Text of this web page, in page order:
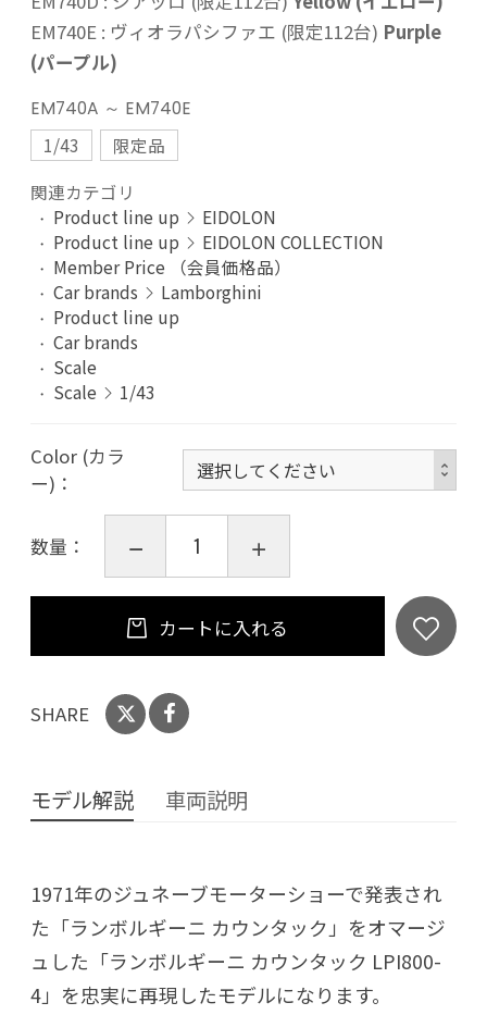
EM740E : ヴィオラパシファエ (限定112台) Purple
(パープル)
EM740A ～ EM740E
1/43
限定品
関連カテゴリ
Product line up
EIDOLON
Product line up
EIDOLON COLLECTION
Member Price （会員価格品）
Car brands
Lamborghini
Product line up
Car brands
Scale
Scale
1/43
Color (カラ
ー)
数量：
カートに入れる
SHARE
モデル解説 車両説明
1971年のジュネーブモーターショーで発表され
た「ランボルギーニ カウンタック」をオマージ
ュした「ランボルギーニ カウンタック LPI800-
4」を忠実に再現したモデルになります。